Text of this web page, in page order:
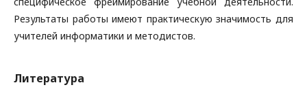
Результаты работы имеют практическую значимость для
учителей информатики и методистов.
Литература